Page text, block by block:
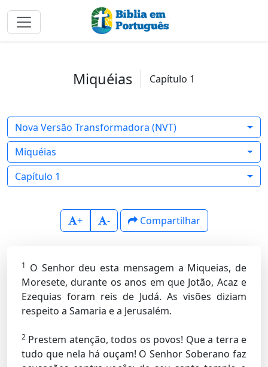
Miquéias Capítulo 1
Nova Versão Transformadora (NVT)
Miquéias
Capítulo 1
+ - Compartilhar
1 O Senhor deu esta mensagem a Miqueias, de
Moresete, durante os anos em que Jotão, Acaz e
Ezequias foram reis de Judá. As visões diziam
respeito a Samaria e a Jerusalém.
2 Prestem atenção, todos os povos! Que a terra e
tudo que nela há ouçam! O Senhor Soberano faz